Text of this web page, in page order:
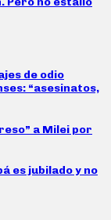
de odio
“asesinatos,
a Milei por
es jubilado y no